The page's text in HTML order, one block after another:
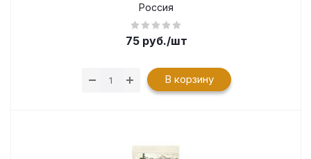
Россия
75руб./шт
В корзину